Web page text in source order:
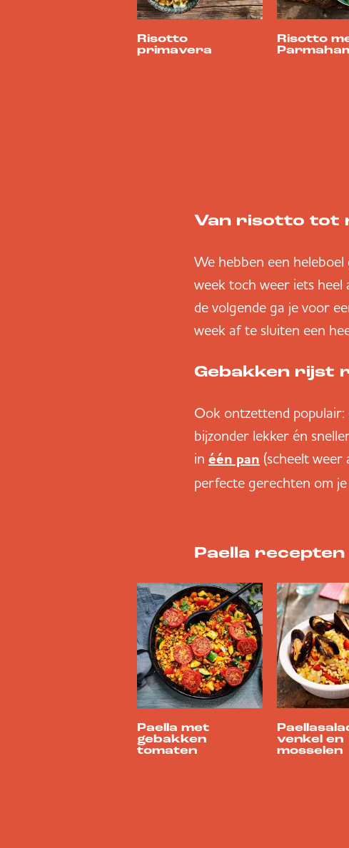
Risotto
primavera
Risotto
Van risotto tot
We hebben een
week toch weer iets heel
de volgende ga je voor
week af te sluiten een
Gebakken rijst
Ook ontzettend populair:
bijzonder lekker én
in één pan (scheelt
perfecte gerechten om
Paella recepten
Paella met
gebakken
tomaten
venkel en
mosselen